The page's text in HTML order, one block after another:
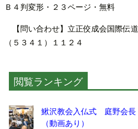
Ｂ４判変形・２３ページ・無料
【問い合わせ】立正佼成会国際
（５３４１）１１２４
閲覧ランキング
鰍沢教会入仏式 庭野会
（動画あり）